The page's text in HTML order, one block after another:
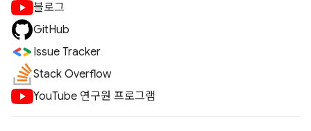
블로그
GitHub
Issue Tracker
Stack Overflow
YouTube 연구원 프로그램